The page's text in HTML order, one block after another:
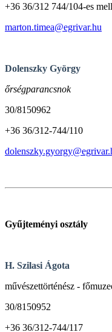
+36 36/312 744/104-es
marton.timea@egrivar.hu
Dolenszky György
őrségparancsnok
30/8150962
+36 36/312-744/110
dolenszky.gyorgy
Gyűjteményi osztály
H. Szilasi Ágota
művészettörténész -
30/8150952
+36 36/312-744/117